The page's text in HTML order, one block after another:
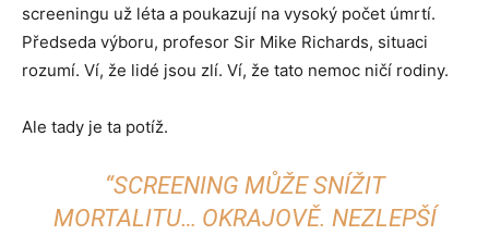
screeningu už léta a poukazují na vysoký počet úmrtí.
Předseda výboru, profesor Sir Mike Richards, situaci
rozumí. Ví, že lidé jsou zlí. Ví, že tato nemoc ničí rodiny.
Ale tady je ta potíž.
“SCREENING MŮŽE SNÍŽIT
MORTALITU… OKRAJOVĚ. NEZLEPŠÍ